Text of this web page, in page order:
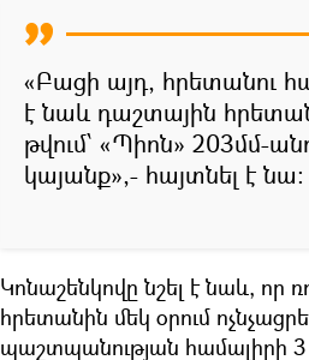
«Բացի այդ, հրետանու
է նաև դաշտային
թվում՝ «Պիոն» 203մմ-
կայանք»,- հայտնել է նա։
Կոնաշենկովը նշել է նաև, որ
հրետանին մեկ օրում
պաշտպանության համալիրի